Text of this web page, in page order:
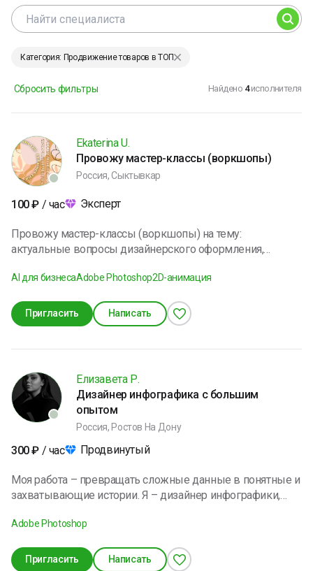
Категория: Продвижение товаров в ТОП
Сбросить фильтры Найдено 4 исполнителя
Ekaterina U.
Провожу мастер-классы (воркшопы)
Россия, Сыктывкар
100₽ / час Эксперт
Провожу мастер-классы (воркшопы) на тему:
актуальные вопросы дизайнерского оформления,
masterclasses24 есть партнёрская программа
AI для бизнесаAdobe Photoshop2D-анимация
Пригласить Написать
Елизавета Р.
Дизайнер инфографика с большим
опытом
Россия, Ростов На Дону
300₽ / час Продвинутый
Моя работа – превращать сложные данные в понятные и
захватывающие истории. Я – дизайнер инфографики,
статистику и превращает их в визуальные
– от статистических отчетов до маркетинговых
Adobe Photoshop
Пригласить Написать